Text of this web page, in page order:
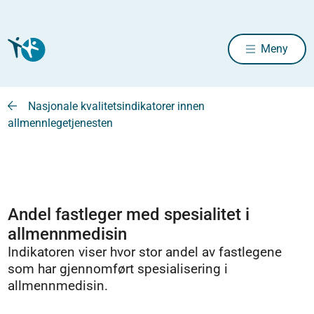
Meny
Nasjonale kvalitetsindikatorer innen
allmennlegetjenesten
Andel fastleger med spesialitet i
allmennmedisin
Indikatoren viser hvor stor andel av fastlegene
som har gjennomført spesialisering i
allmennmedisin.